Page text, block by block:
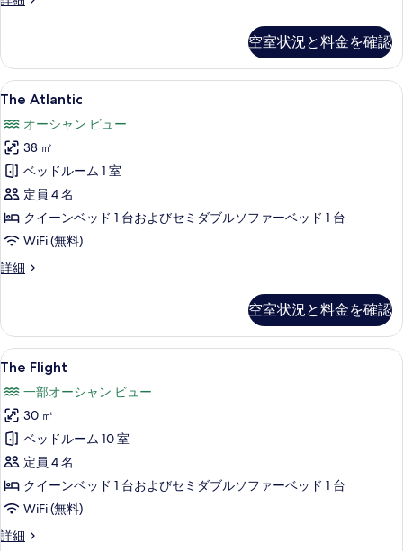
示
す
る
細
空室状況と料金を確認
The
Atlantic
の
す
べ
て
の
写
真
示
す
る
The Atlantic | セーフティボックス (
6
The Atlantic
オーシャン ビュー
38 ㎡
ベッドルーム 1 室
定員 4 名
クイーンベッド 1 台およびセミダブルソファーベッド 1 台
WiFi (無料)
詳細
The
細
空室状況と料金を確認
The
Flight
の
す
べ
て
の
写
真
The Flight | セーフティボックス (室
5
The Flight
一部オーシャン ビュー
30 ㎡
ベッドルーム 10 室
定員 4 名
クイーンベッド 1 台およびセミダブルソファーベッド 1 台
WiFi (無料)
詳細
The